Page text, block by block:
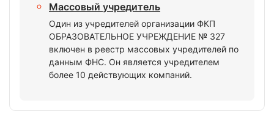
Массовый учредитель
Один из учредителей организации ФКП
ОБРАЗОВАТЕЛЬНОЕ УЧРЕЖДЕНИЕ № 327
включен в реестр массовых учредителей по
данным ФНС. Он является учредителем
более 10 действующих компаний.